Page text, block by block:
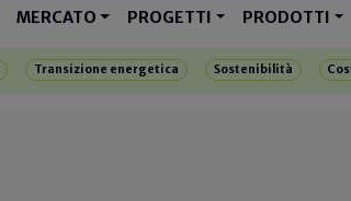
MERCATO PROGETTI PRODOTTI
Transizione energetica Sostenibilità